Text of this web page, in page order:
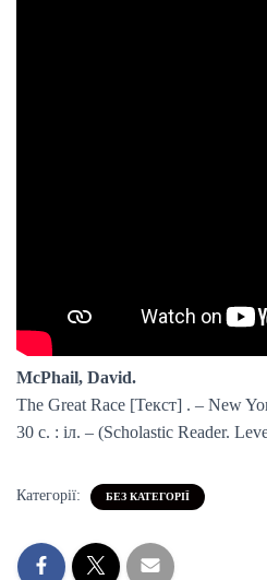
McPhail, David.
The Great Race [Текст] . – New
30 с. : іл. – (Scholastic Reader.
Категорії: БЕЗ КАТЕГОРІЇ